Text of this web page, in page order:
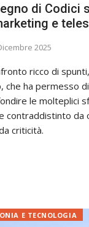
di Codici
e
2025
ricco di
che ha permesso
le molteplici
contraddistinto da
criticità.
E TECNOLOGIA